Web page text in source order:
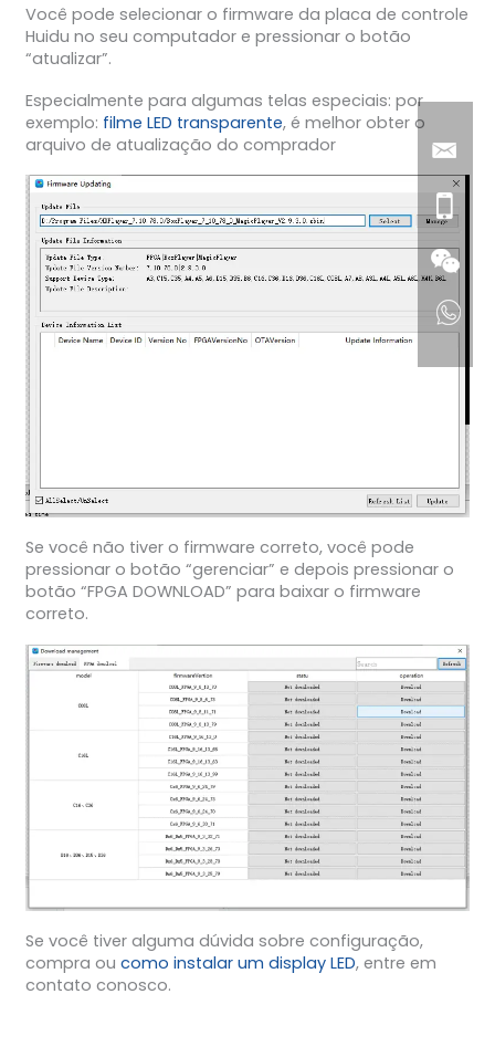
Você pode selecionar o firmware da placa de controle
Huidu no seu computador e pressionar o botão
“atualizar”.
Especialmente para algumas telas especiais: por
exemplo: filme LED transparente, é melhor obter o
arquivo de atualização do comprador
Se você não tiver o firmware correto, você pode
pressionar o botão “gerenciar” e depois pressionar o
botão “FPGA DOWNLOAD” para baixar o firmware
correto.
Se você tiver alguma dúvida sobre configuração,
compra ou como instalar um display LED, entre em
contato conosco.